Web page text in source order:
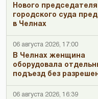
Нового председателя
городского суда
в Челнах
06 августа 2026, 17:00
В Челнах женщина
оборудовала
подъезд без
06 августа 2026, 16:39